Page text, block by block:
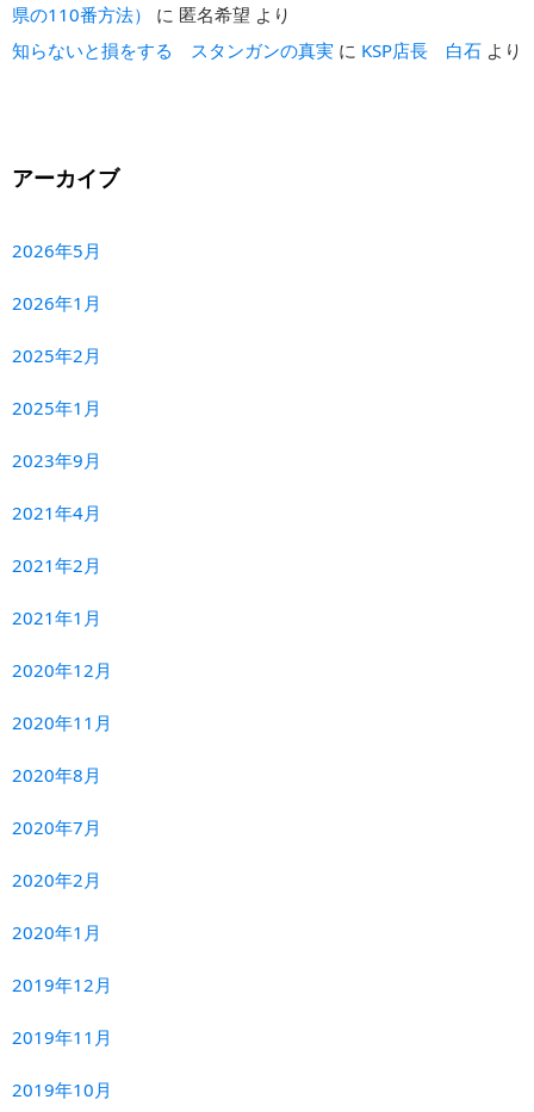
県の110番方法）
に 匿名希望 より
知らないと損をする スタンガンの真実 に KSP店長 白石 より
アーカイブ
2026年5月
2026年1月
2025年2月
2025年1月
2023年9月
2021年4月
2021年2月
2021年1月
2020年12月
2020年11月
2020年8月
2020年7月
2020年2月
2020年1月
2019年12月
2019年11月
2019年10月